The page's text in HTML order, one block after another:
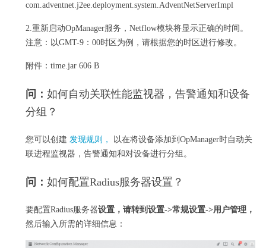
com.adventnet.j2ee.deployment.system.AdventNetServerImpl
2.重新启动OpManager服务，Netflow模块将显示正确的时间。
注意：以GMT-9：00时区为例，请根据您的时区进行修改。
附件： time.jar 606 B
问： 如何自动关联性能监视器，告警通知和设备
分组？
您可以创建 发现规则，
以在将设备添加到OpManager时自动关
联进程监视器，告警通知和对设备进行分组。
问： 如何配置Radius服务器设置？
要配置Radius服务器设置，请转到设置->常规设置->用户管理，
然后输入所需的详细信息：